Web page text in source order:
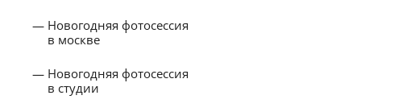
Новогодняя фотосессия
в москве
Новогодняя фотосессия
в студии